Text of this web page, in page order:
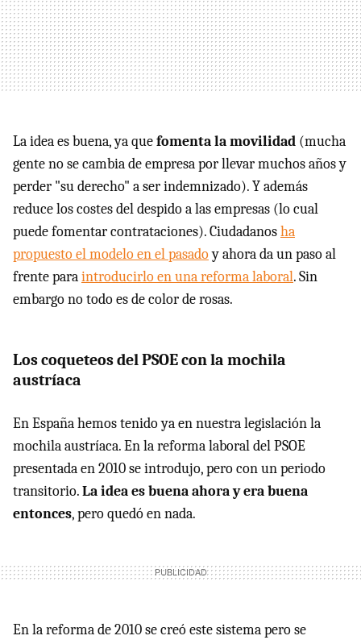
La idea es buena, ya quefomenta la movilidad (mucha
gente no se cambia de empresa por llevar muchos años y
perder "su derecho" a ser indemnizado). Y además
reduce los costes del despido a las empresas (lo cual
puede fomentar contrataciones). Ciudadanosha
propuesto el modelo en el pasadoy ahora da un paso al
frente paraintroducirlo en una reforma laboral. Sin
embargo no todo es de color de rosas.
Los coqueteos del PSOE con la mochila
austríaca
En España hemos tenido ya en nuestra legislación la
mochila austríaca. En la reforma laboral del PSOE
presentada en 2010 se introdujo, pero con un periodo
transitorio.La idea es buena ahora y era buena
entonces, pero quedó en nada.
En la reforma de 2010 se creó este sistema pero se